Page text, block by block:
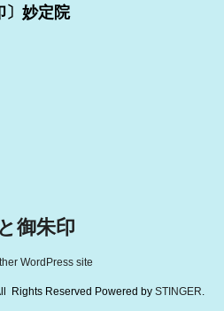
〕妙定院
御朱印
WordPress site
Rights Reserved Powered by STINGER